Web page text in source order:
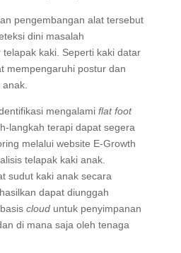
pengembangan alat tersebut
dini masalah
kaki. Seperti kaki datar
mempengaruhi postur dan
mengalami flat foot
langkah terapi dapat segera
melalui website E-Growth
telapak kaki anak.
sudut kaki anak secara
dapat diunggah
clouduntuk penyimpanan
di mana saja oleh tenaga